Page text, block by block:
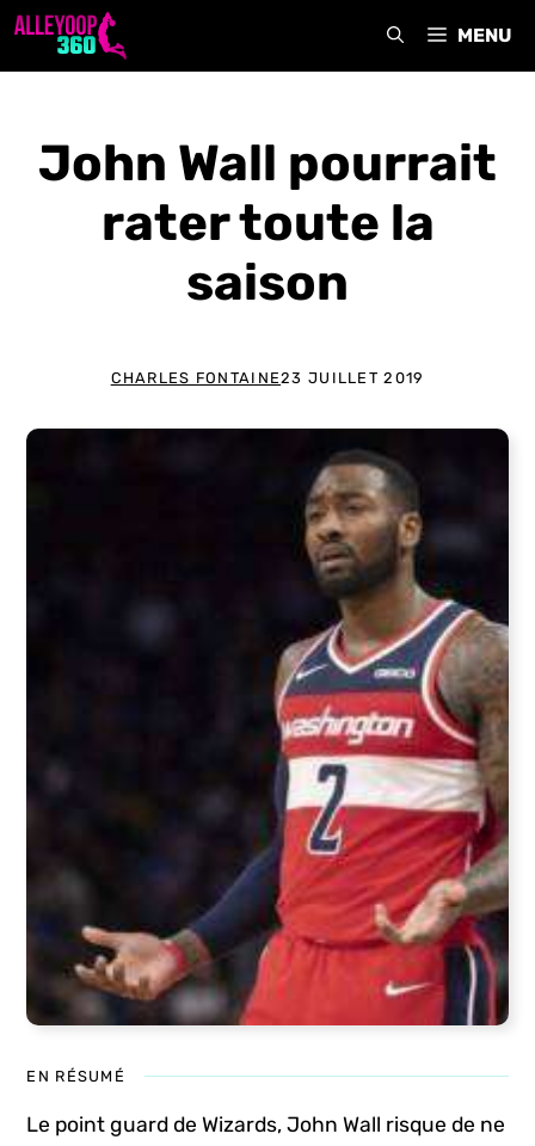
Aller
MENU
John Wall pourrait
rater toute la
saison
CHARLES FONTAINE23 JUILLET 2019
EN RÉSUMÉ
Le point guard de Wizards, John Wall risque de ne